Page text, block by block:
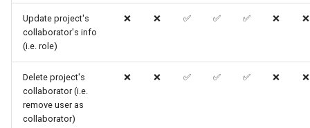
Update project's
collaborator's info
(i.e. role)
❌ ❌ ✅ ✅ ✅ ❌ ❌
Delete project's
collaborator (i.e.
remove user as
collaborator)
❌ ❌ ✅ ✅ ✅ ❌ ❌